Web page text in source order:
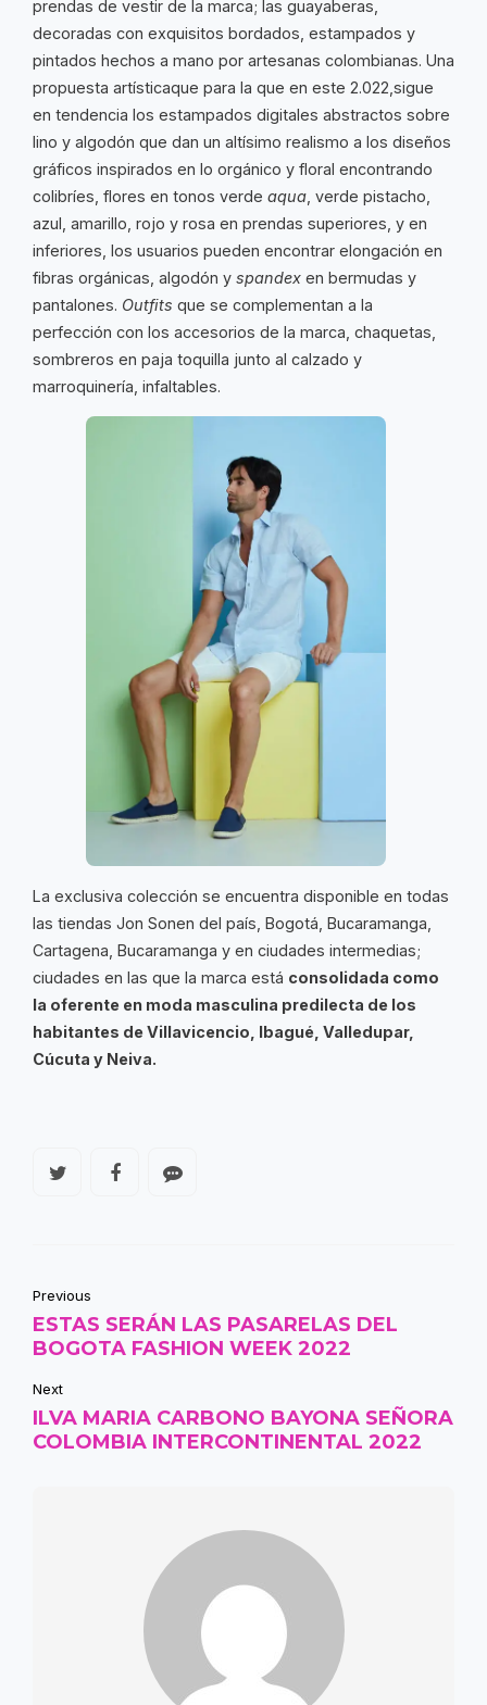
prendas de vestir de la marca; las guayaberas,
decoradas con exquisitos bordados, estampados y
pintados hechos a mano por artesanas colombianas. Una
propuesta artísticaque para la que en este 2.022,sigue
en tendencia los estampados digitales abstractos sobre
lino y algodón que dan un altísimo realismo a los diseños
gráficos inspirados en lo orgánico y floral encontrando
colibríes, flores en tonos verde aqua , verde pistacho,
azul, amarillo, rojo y rosa en prendas superiores, y en
inferiores, los usuarios pueden encontrar elongación en
fibras orgánicas, algodón y spandex en bermudas y
pantalones. Outfits que se complementan a la
perfección con los accesorios de la marca, chaquetas,
sombreros en paja toquilla junto al calzado y
marroquinería, infaltables.
La exclusiva colección se encuentra disponible en todas
las tiendas Jon Sonen del país, Bogotá, Bucaramanga,
Cartagena, Bucaramanga y en ciudades intermedias;
ciudades en las que la marca está consolidada como
la oferente en moda masculina predilecta de los
habitantes de Villavicencio, Ibagué, Valledupar,
Cúcuta y Neiva.
Previous
ESTAS SERÁN LAS PASARELAS DEL
BOGOTA FASHION WEEK 2022
Next
ILVA MARIA CARBONO BAYONA SEÑORA
COLOMBIA INTERCONTINENTAL 2022